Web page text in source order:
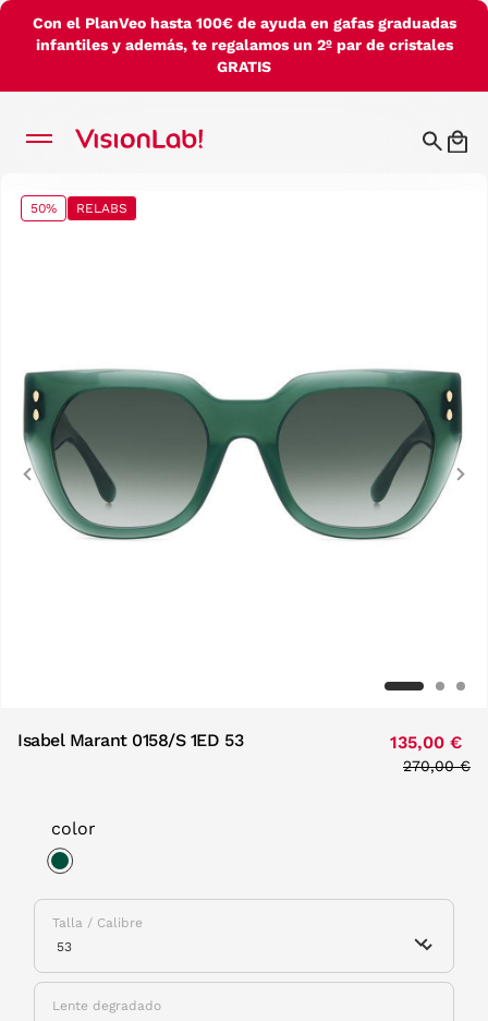
Con el PlanVeo hasta 100€ de ayuda en gafas graduadas
infantiles y además, te regalamos un 2º par de cristales
GRATIS
50% RELABS
Previous
Isabel Marant 0158/S 1ED 53 135,00 €
Price
270,00 €
color
Talla / Calibre
Lente degradado